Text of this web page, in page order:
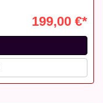
199,00 €*